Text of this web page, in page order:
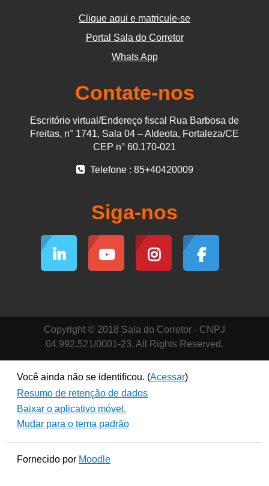
Clique aqui e matricule-se
Portal Sala do Corretor
Whats App
Contate-nos
Escritório virtual/Endereço fiscal Rua Barbosa de
Freitas, n° 1741, Sala 04 – Aldeota, Fortaleza/CE
CEP n° 60.170-021
Telefone : 85+40420009
Siga-nos
Copyright © 2018 Sala do Corretor - CNPJ
04.992.521/0001-23. All Rights Reserved.
Você ainda não se identificou. (Acessar)
Resumo de retenção de dados
Baixar o aplicativo móvel.
Mudar para o tema padrão
Fornecido por Moodle